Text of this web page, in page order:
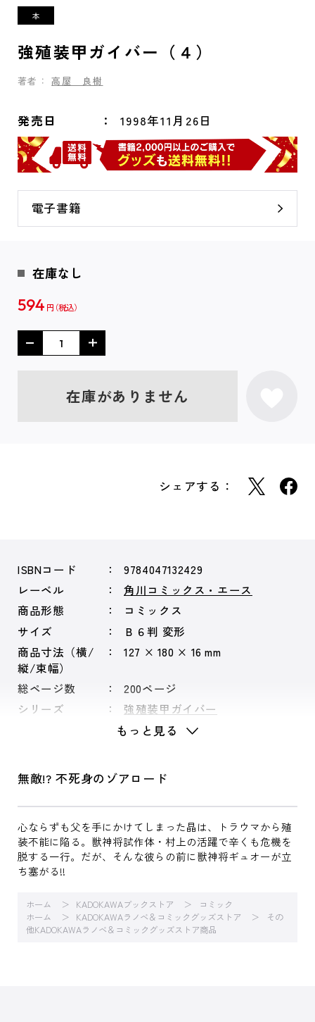
強殖装甲ガイバー（４）
著者： 高屋 良樹
発売日 1998年11月26日
電子書籍
在庫なし
594 円
在庫がありません
シェアする：
ISBNコード
9784047132429
レーベル
角川コミックス・エース
商品形態
コミックス
サイズ
Ｂ６判 変形
商品寸法（横/
縦/束幅）
127 × 180 × 16 mm
総ページ数
200ページ
シリーズ
強殖装甲ガイバー
もっと見る
無敵!? 不死身のゾアロード
心ならずも父を手にかけてしまった晶は、トラウマから殖
装不能に陥る。獣神将試作体・村上の活躍で辛くも危機を
脱する一行。だが、そんな彼らの前に獣神将ギュオーが立
ち塞がる!!
ホーム KADOKAWAブックストア
コミック
ホーム
KADOKAWAラノベ＆コミックグッズストア
その
他KADOKAWAラノベ＆コミックグッズストア商品